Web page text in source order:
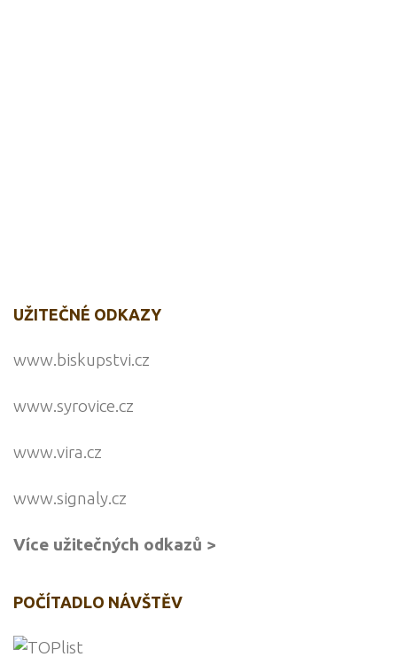
UŽITEČNÉ ODKAZY
www.biskupstvi.cz
www.syrovice.cz
www.vira.cz
www.signaly.cz
Více užitečných odkazů >
POČÍTADLO NÁVŠTĚV